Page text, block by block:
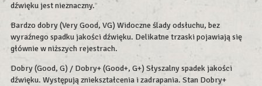
dźwięku jest nieznaczny.
Bardzo dobry (Very Good, VG) Widoczne ślady odsłuchu, bez
wyraźnego spadku jakości dźwięku. Delikatne trzaski pojawiają się
głównie w niższych rejestrach.
Dobry (Good, G) / Dobry+ (Good+, G+) Słyszalny spadek jakości
dźwięku. Występują zniekształcenia i zadrapania. Stan Dobry+